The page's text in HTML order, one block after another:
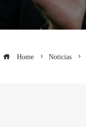
Home Noticias